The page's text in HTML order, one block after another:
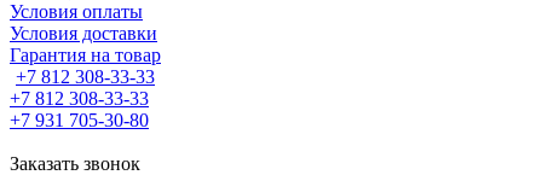
Условия оплаты
Условия доставки
Гарантия на товар
+7 812 308-33-33
+7 812 308-33-33
+7 931 705-30-80
Заказать звонок